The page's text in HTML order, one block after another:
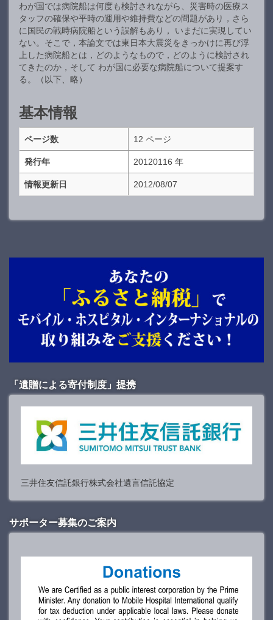
わが国では病院船は何度も検討されながら、災害時の医療ス
タッフの確保や平時の運用や維持費などの問題があり，さら
に国民の戦時病院船という誤解もあり， いまだに実現してい
ない。そこで，本論文では東日本大震災をきっかけに再び浮
上した病院船とは，どのようなもので，どのように検討され
てきたのか，そして わが国に必要な病院船について提案す
る。（以下、略）
基本情報
ページ数 12 ページ
発行年 20120116 年
情報更新日 2012/08/07
「遺贈による寄付制度」提携
三井住友信託銀行株式会社遺言信託協定
サポーター募集のご案内